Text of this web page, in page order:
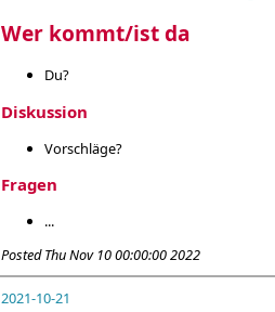
Wer kommt/ist da
Du?
Diskussion
Vorschläge?
Fragen
...
PostedThu Nov 10 00:00:00 2022
2021-10-21